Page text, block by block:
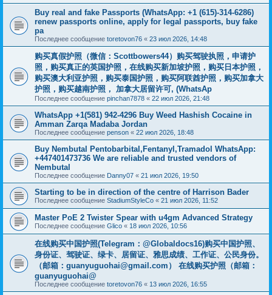
Buy real and fake Passports (WhatsApp: +1 (615)-314-6286)
renew passports online, apply for legal passports, buy fake
pa
Последнее сообщение toretovon76 « 23 июл 2026, 14:48
购买真假护照（微信：Scottbowers44）购买驾驶执照，申请护
照，购买真正的英国护照，在线购买新加坡护照，购买日本护照，
购买澳大利亚护照，购买泰国护照，购买阿联酋护照，购买加拿大
护照，购买越南护照， 加拿大居留许可, (WhatsAp
Последнее сообщение pinchan7878 « 22 июл 2026, 21:48
WhatsApp +1(581) 942-4296 Buy Weed Hashish Cocaine in
Amman Zarqa Madaba Jordan
Последнее сообщение penson « 22 июл 2026, 18:48
Buy Nembutal Pentobarbital,Fentanyl,Tramadol WhatsApp:
+447401473736 We are reliable and trusted vendors of
Nembutal
Последнее сообщение Danny07 « 21 июл 2026, 19:50
Starting to be in direction of the centre of Harrison Bader
Последнее сообщение StadiumStyleCo « 21 июл 2026, 11:52
Master PoE 2 Twister Spear with u4gm Advanced Strategy
Последнее сообщение Glico « 18 июл 2026, 10:56
在线购买中国护照(Telegram：@Globaldocs16)购买中国护照、
身份证、驾驶证、绿卡、居留证、雅思成绩、工作证、公民身份。
（邮箱： guanyuguohai@gmail.com ） 在线购买护照（邮箱：
guanyuguohai@
Последнее сообщение toretovon76 « 13 июл 2026, 16:55